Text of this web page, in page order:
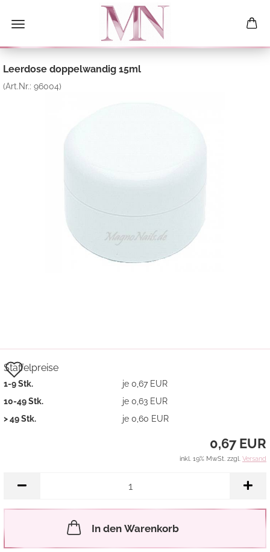
Leerdose doppelwandig 15ml
(Art.Nr.: 96004)
Auf
den
Merkzettel
Staffelpreise
1-9 Stk.
je 0,67 EUR
10-49 Stk.
je 0,63 EUR
> 49 Stk.
je 0,60 EUR
0,67 EUR
inkl. 19% MwSt. zzgl. Versand
In den Warenkorb